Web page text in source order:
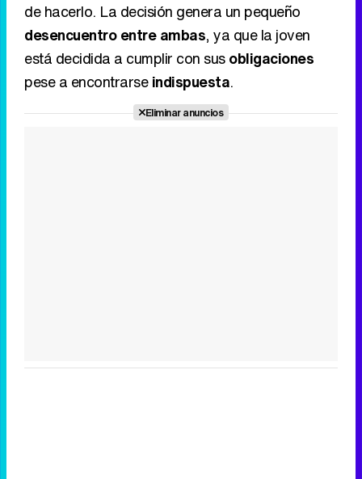
de hacerlo. La decisión genera un pequeño
desencuentro entre ambas, ya que la joven
está decidida a cumplir con susobligaciones
pese a encontrarseindispuesta.
Eliminar anuncios